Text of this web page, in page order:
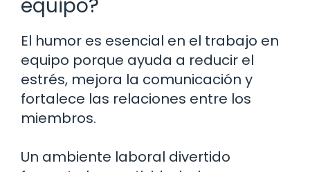
equipo?
El humor es esencial en el trabajo en
equipo porque ayuda a reducir el
estrés, mejora la comunicación y
fortalece las relaciones entre los
miembros.
Un ambiente laboral divertido